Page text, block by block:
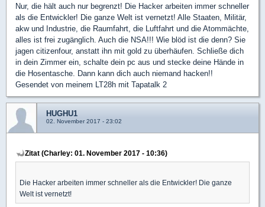
Nur, die hält auch nur begrenzt! Die Hacker arbeiten immer schneller
als die Entwickler! Die ganze Welt ist vernetzt! Alle Staaten, Militär,
akw und Industrie, die Raumfahrt, die Luftfahrt und die Atommächte,
alles ist frei zugänglich. Auch die NSA!!! Wie blöd ist die denn? Sie
jagen citizenfour, anstatt ihn mit gold zu überhäufen. Schließe dich
in dein Zimmer ein, schalte dein pc aus und stecke deine Hände in
die Hosentasche. Dann kann dich auch niemand hacken!!
Gesendet von meinem LT28h mit Tapatalk 2
HUGHU1
02. November 2017 - 23:02
Zitat (Charley: 01. November 2017 - 10:36)
Die Hacker arbeiten immer schneller als die Entwickler! Die ganze
Welt ist vernetzt!